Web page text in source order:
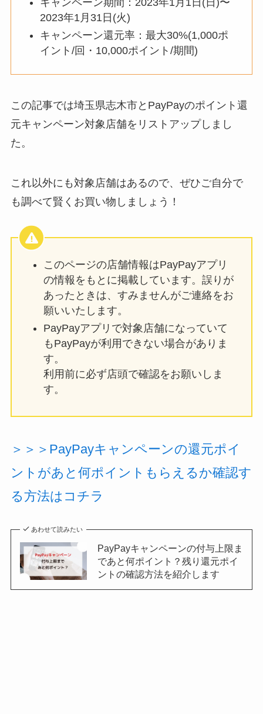
2023年1月31日(火)
キャンペーン還元率：最大30%(1,000ポ
イント/回・10,000ポイント/期間)
この記事では埼玉県志木市とPayPayのポイント還
元キャンペーン対象店舗をリストアップしまし
た。
これ以外にも対象店舗はあるので、ぜひご自分で
も調べて賢くお買い物しましょう！
このページの店舗情報はPayPayアプリ
の情報をもとに掲載しています。誤りが
あったときは、すみませんがご連絡をお
願いいたします。
PayPayアプリで対象店舗になっていて
もPayPayが利用できない場合がありま
す。
利用前に必ず店頭で確認をお願いしま
す。
＞＞＞PayPayキャンペーンの還元ポイ
ントがあと何ポイントもらえるか確認す
る方法はコチラ
あわせて読みたい
PayPayキャンペーンの付与上限ま
であと何ポイント？残り還元ポイ
ントの確認方法を紹介します